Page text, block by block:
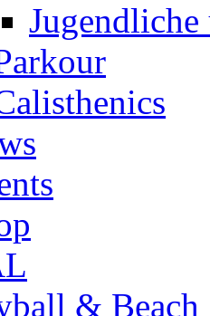
Jugendliche
& Beach